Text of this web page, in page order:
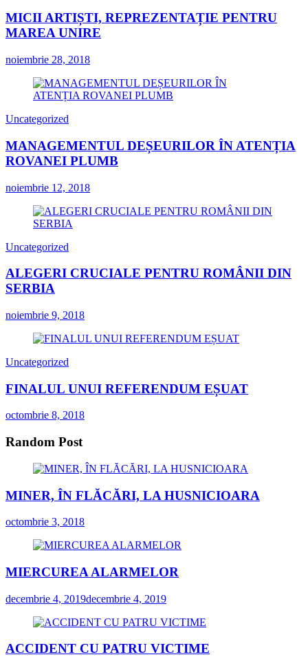
MICII ARTIȘTI, REPREZENTAȚIE PENTRU
MAREA UNIRE
noiembrie 28, 2018
Uncategorized
MANAGEMENTUL DEȘEURILOR ÎN ATENȚIA
ROVANEI PLUMB
noiembrie 12, 2018
Uncategorized
ALEGERI CRUCIALE PENTRU ROMÂNII DIN
SERBIA
noiembrie 9, 2018
Uncategorized
FINALUL UNUI REFERENDUM EȘUAT
octombrie 8, 2018
Random Post
MINER, ÎN FLĂCĂRI, LA HUSNICIOARA
octombrie 3, 2018
MIERCUREA ALARMELOR
decembrie 4, 2019decembrie 4, 2019
ACCIDENT CU PATRU VICTIME